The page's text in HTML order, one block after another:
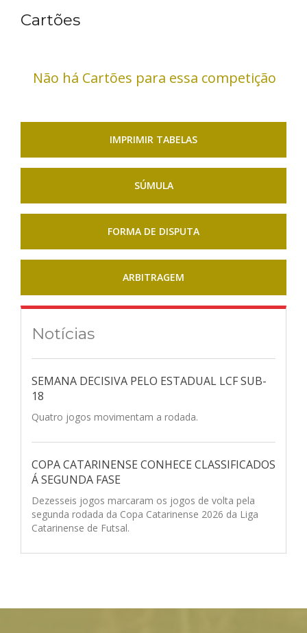
Cartões
Não há Cartões para essa competição
IMPRIMIR TABELAS
SÚMULA
FORMA DE DISPUTA
ARBITRAGEM
Notícias
SEMANA DECISIVA PELO ESTADUAL LCF SUB-
18
Quatro jogos movimentam a rodada.
COPA CATARINENSE CONHECE CLASSIFICADOS
Á SEGUNDA FASE
Dezesseis jogos marcaram os jogos de volta pela
segunda rodada da Copa Catarinense 2026 da Liga
Catarinense de Futsal.